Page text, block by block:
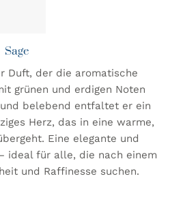
Sage
Duft, der die aromatische
grünen und erdigen Noten
belebend entfaltet er ein
Herz, das in eine warme,
Eine elegante und
ideal für alle, die nach einem
und Raffinesse suchen.